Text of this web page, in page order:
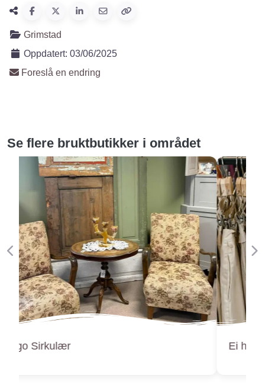
Grimstad
Oppdatert: 03/06/2025
Foreslå en endring
Se flere bruktbutikker i området
Ei hjelpende hånd
Forige